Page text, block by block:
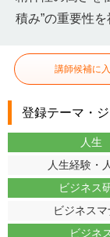
積み”の重要性
講師候補に
登録テーマ・
人生
人生経験・
ビジネス
ビジネスマ
ビジネ